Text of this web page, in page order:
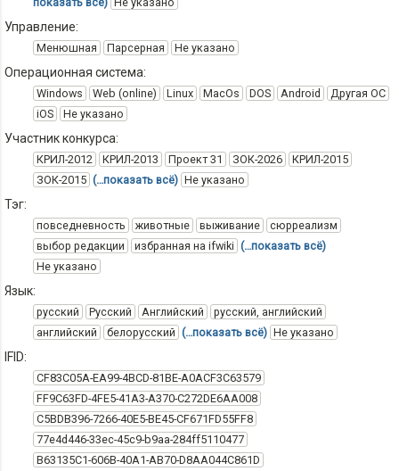
Управление:
Менюшная Парсерная Не указано
Операционная система:
Windows Web (online) Linux MacOs DOS Android
Другая ОС
iOS
Не указано
Участник конкурса:
КРИЛ-2012 КРИЛ-2013 Проект 31 ЗОК-2026
КРИЛ-2015
ЗОК-2015 (…показать всё) Не указано
Тэг:
повседневность животные выживание
сюрреализм
выбор редакции
избранная на ifwiki (…показать всё)
Не указано
Язык:
русский Русский Английский
русский, английский
английский
белорусский (…показать всё) Не указано
IFID:
CF83C05A-EA99-4BCD-81BE-A0ACF3C63579
FF9C63FD-4FE5-41A3-A370-C272DE6AA008
C5BDB396-7266-40E5-BE45-CF671FD55FF8
77e4d446-33ec-45c9-b9aa-284ff5110477
B63135C1-606B-40A1-AB70-D8AA044C861D